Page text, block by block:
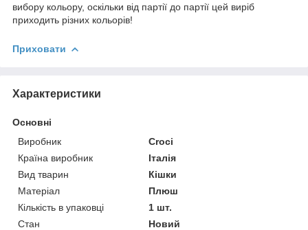
вибору кольору, оскільки від партії до партії цей виріб
приходить різних кольорів!
Приховати
Характеристики
Основні
Виробник
Croci
Країна виробник
Італія
Вид тварин
Кішки
Матеріал
Плюш
Кількість в упаковці
1 шт.
Стан
Новий